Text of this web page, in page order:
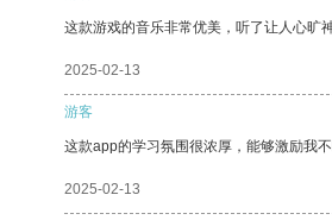
这款游戏的音乐非常优美，听了让人心旷神
2025-02-13
游客
这款app的学习氛围很浓厚，能够激励我
2025-02-13